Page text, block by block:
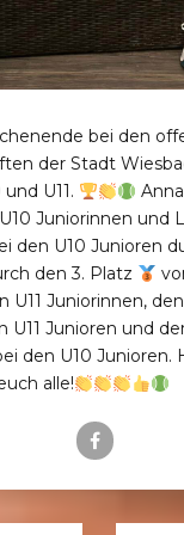
bei den
der Stadt
U11.
Juniorinnen und
den U10 Junioren
den 3. Platz
U11 Juniorinnen,
U11 Junioren und
den U10 Junioren.
alle!